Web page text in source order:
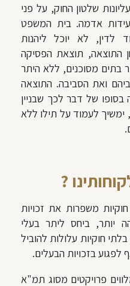
שלטון החוק, על פני
אדמה. בית המשפט
לדין, לא יוכל ליהנות
התוצאה, תוצאת הפסיקה
בתים מסוכנים, ללא היתר
ואת הסביבה. התוצאה
של דבר לכך שבניין
ימשיך לעמוד על תילו ללא
?
משפרות את זכויות
יותר, ביחס ליתר בעלי
חוקיות עלולות להוביל
פרויקטים מסוג תמ"א